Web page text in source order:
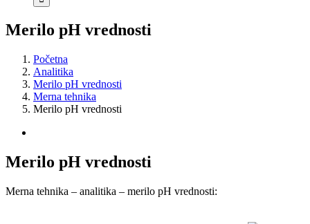
Merilo pH vrednosti
Početna
Analitika
Merilo pH vrednosti
Merna tehnika
Merilo pH vrednosti
Image
Merilo pH vrednosti
Merna tehnika – analitika – merilo pH vrednosti: